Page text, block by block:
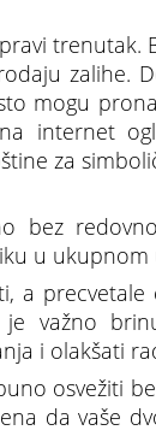
trenutak.
zalihe.
mogu
internet
za
bez
u ukupnom
a
je važno
i olakšati
osvežiti
da vaše